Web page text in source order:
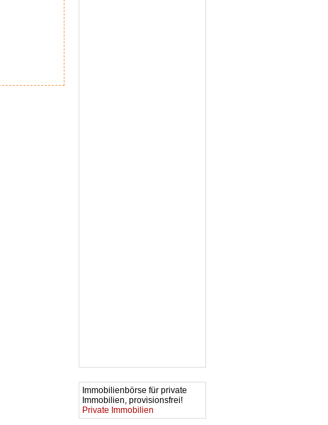
Immobilienbörse für private
Immobilien, provisionsfrei!
Private Immobilien